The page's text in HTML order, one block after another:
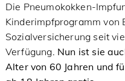
Die Pneumokokken-
Kinderimpfprogramm von
Sozialversicherung seit
Verfügung. Nun ist sie
Alter von 60 Jahren und